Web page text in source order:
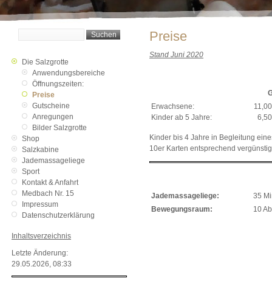
Die Salzgrotte
Anwendungsbereiche
Öffnungszeiten:
Preise
Gutscheine
Anregungen
Bilder Salzgrotte
Shop
Salzkabine
Jademassageliege
Sport
Kontakt & Anfahrt
Medbach Nr. 15
Impressum
Datenschutzerklärung
Inhaltsverzeichnis
Letzte Änderung:
29.05.2026, 08:33
Preise
Stand Juni 2020
Erwachsene:
Kinder ab 5 Jahre:
Kinder bis 4 Jahre in Begleitung
10er Karten entsprechend
Jademassageliege:
35
Bewegungsraum:
10